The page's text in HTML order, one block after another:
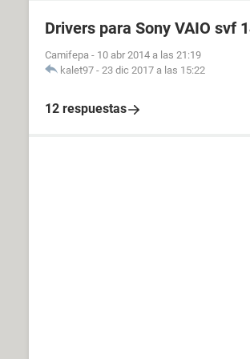
Drivers para Sony VAIO svf
Camifepa - 10 abr 2014 a las 21:19
kalet97 - 23 dic 2017 a las 15:22
12 respuestas